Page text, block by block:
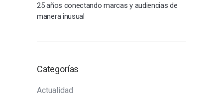
25 años conectando marcas y audiencias de
manera inusual
Categorías
Actualidad